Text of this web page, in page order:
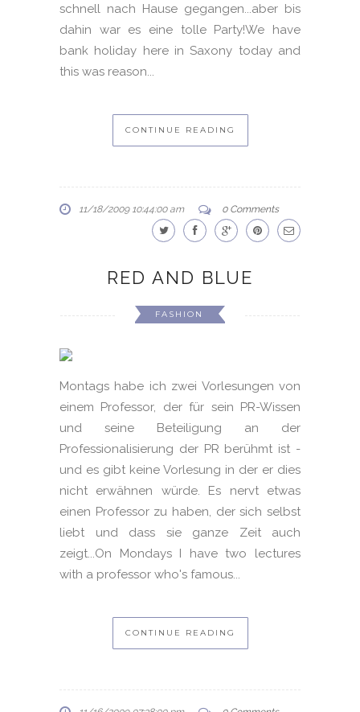
schnell nach Hause gegangen...aber bis
dahin war es eine tolle Party!We have
bank holiday here in Saxony today and
this was reason...
CONTINUE READING
11/18/2009 10:44:00 am 0 Comments
RED AND BLUE
FASHION
Montags habe ich zwei Vorlesungen von
einem Professor, der für sein PR-Wissen
und seine Beteiligung an der
Professionalisierung der PR berühmt ist -
und es gibt keine Vorlesung in der er dies
nicht erwähnen würde. Es nervt etwas
einen Professor zu haben, der sich selbst
liebt und dass sie ganze Zeit auch
zeigt...On Mondays I have two lectures
with a professor who's famous...
CONTINUE READING